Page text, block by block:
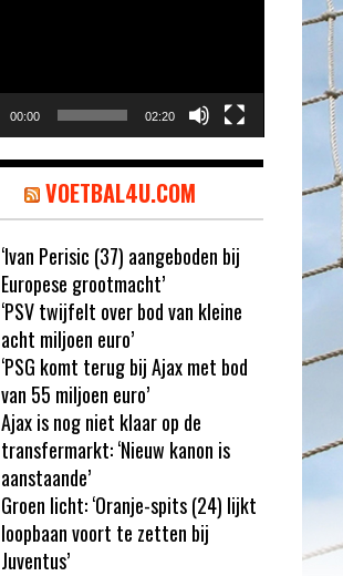
00:00 02:20
VOETBAL4U.COM
‘Ivan Perisic (37) aangeboden bij
Europese grootmacht’
‘PSV twijfelt over bod van kleine
acht miljoen euro’
‘PSG komt terug bij Ajax met bod
van 55 miljoen euro’
Ajax is nog niet klaar op de
transfermarkt: ‘Nieuw kanon is
aanstaande’
Groen licht: ‘Oranje-spits (24) lijkt
loopbaan voort te zetten bij
Juventus’